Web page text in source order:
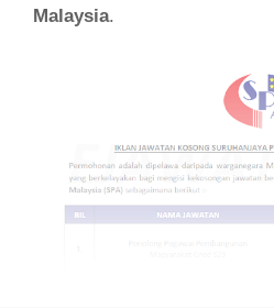
Malaysia.